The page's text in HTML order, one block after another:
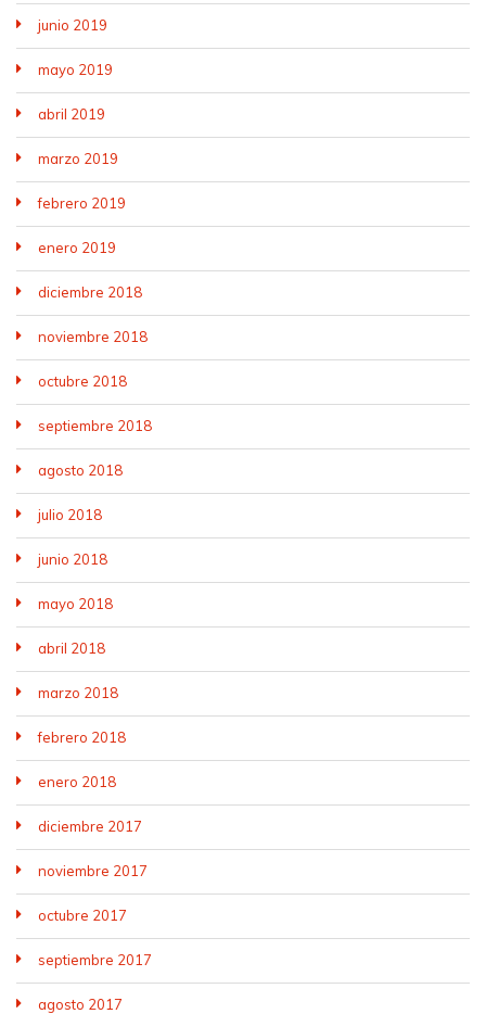
junio 2019
mayo 2019
abril 2019
marzo 2019
febrero 2019
enero 2019
diciembre 2018
noviembre 2018
octubre 2018
septiembre 2018
agosto 2018
julio 2018
junio 2018
mayo 2018
abril 2018
marzo 2018
febrero 2018
enero 2018
diciembre 2017
noviembre 2017
octubre 2017
septiembre 2017
agosto 2017